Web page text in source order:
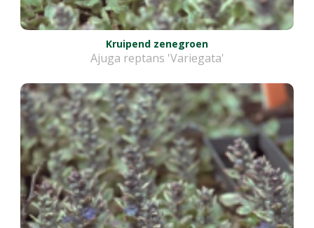
Kruipend zenegroen
Ajuga reptans 'Variegata'